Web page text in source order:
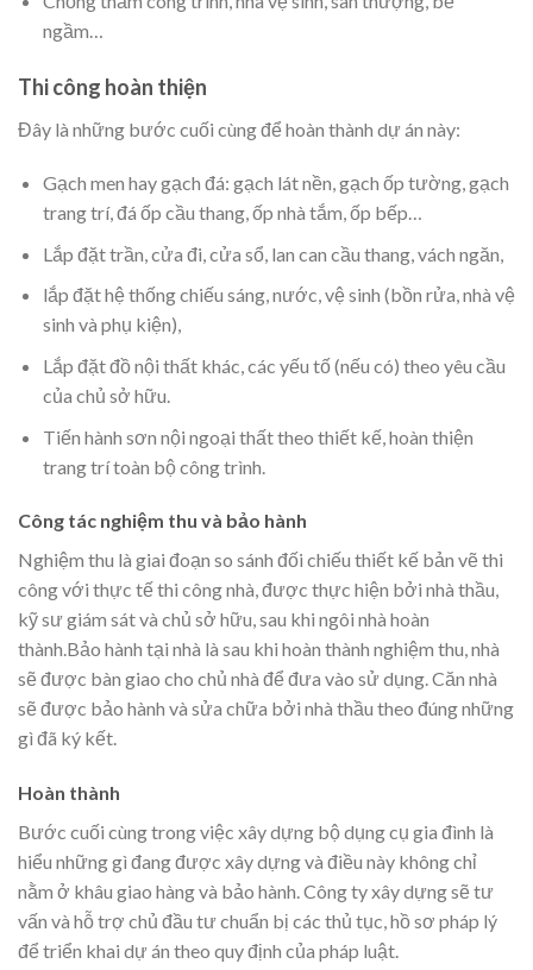
ngầm…
Thi công hoàn thiện
Đây là những bước cuối cùng để hoàn thành dự án này:
Gạch men hay gạch đá: gạch lát nền, gạch ốp tường, gạch
trang trí, đá ốp cầu thang, ốp nhà tắm, ốp bếp…
Lắp đặt trần, cửa đi, cửa sổ, lan can cầu thang, vách ngăn,
lắp đặt hệ thống chiếu sáng, nước, vệ sinh (bồn rửa, nhà vệ
sinh và phụ kiện),
Lắp đặt đồ nội thất khác, các yếu tố (nếu có) theo yêu cầu
của chủ sở hữu.
Tiến hành sơn nội ngoại thất theo thiết kế, hoàn thiện
trang trí toàn bộ công trình.
Công tác nghiệm thu và bảo hành
Nghiệm thu là giai đoạn so sánh đối chiếu thiết kế bản vẽ thi
công với thực tế thi công nhà, được thực hiện bởi nhà thầu,
kỹ sư giám sát và chủ sở hữu, sau khi ngôi nhà hoàn
thành.Bảo hành tại nhà là sau khi hoàn thành nghiệm thu, nhà
sẽ được bàn giao cho chủ nhà để đưa vào sử dụng. Căn nhà
sẽ được bảo hành và sửa chữa bởi nhà thầu theo đúng những
gì đã ký kết.
Hoàn thành
Bước cuối cùng trong việc xây dựng bộ dụng cụ gia đình là
hiểu những gì đang được xây dựng và điều này không chỉ
nằm ở khâu giao hàng và bảo hành. Công ty xây dựng sẽ tư
vấn và hỗ trợ chủ đầu tư chuẩn bị các thủ tục, hồ sơ pháp lý
để triển khai dự án theo quy định của pháp luật.